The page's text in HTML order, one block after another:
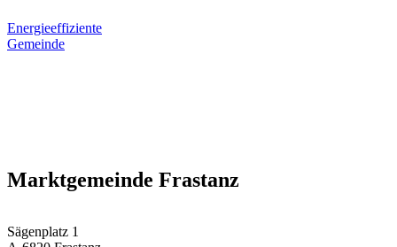
Energieeffiziente
Gemeinde
Marktgemeinde Frastanz
Sägenplatz 1